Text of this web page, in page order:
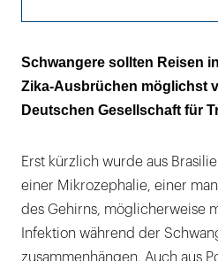
Träger war ein
So breitete sich die
Schwangere sollten Reisen
Zika-Ausbrüchen möglichst
Deutschen Gesellschaft für
Erst kürzlich wurde aus
einer Mikrozephalie, einer
des Gehirns, möglicherweise
Infektion während der
zusammenhängen. Auch aus